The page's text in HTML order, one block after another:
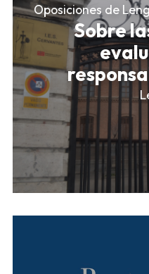
Oposiciones de
Sobre